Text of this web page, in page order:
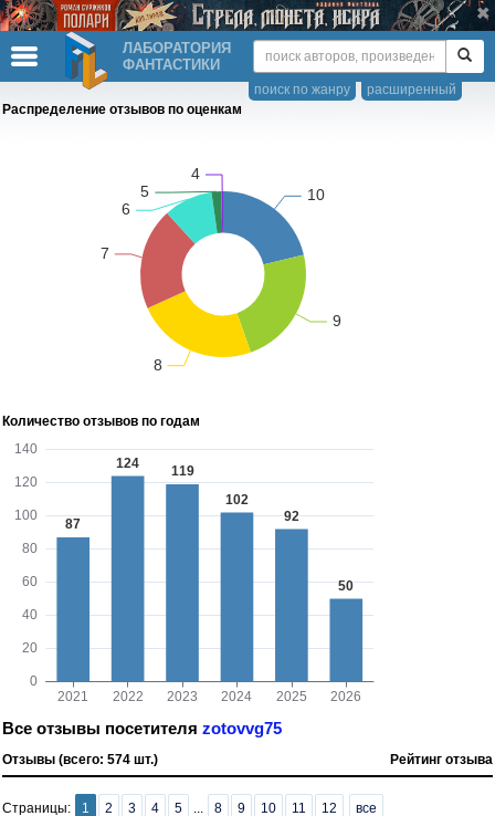
ЛАБОРАТОРИЯ
ФАНТАСТИКИ
расширенный
поиск по жанру
Распределение отзывов по оценкам
Количество отзывов по годам
Все отзывы посетителя zotovvg75
Отзывы (всего: 574 шт.) Рейтинг отзыва
Страницы: 1 2 3 4 5 ... 8 9 10 11 12 все